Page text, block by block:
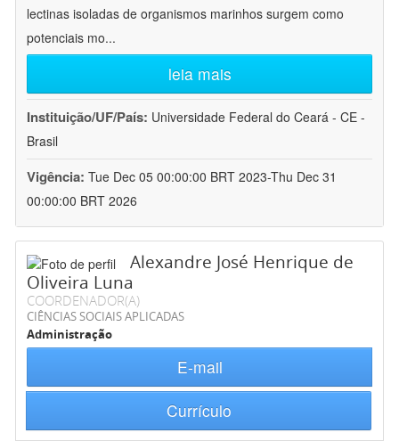
lectinas isoladas de organismos marinhos surgem como
potenciais mo...
leia mais
Instituição/UF/País: Universidade Federal do Ceará - CE -
Brasil
Vigência: Tue Dec 05 00:00:00 BRT 2023-Thu Dec 31
00:00:00 BRT 2026
Alexandre José Henrique de
Oliveira Luna
COORDENADOR(A)
CIÊNCIAS SOCIAIS APLICADAS
Administração
E-mail
Currículo